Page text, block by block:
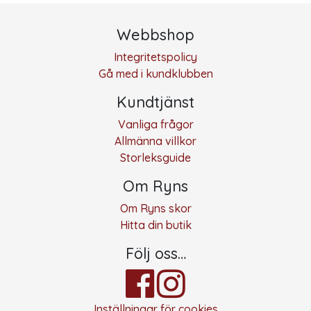
Webbshop
Integritetspolicy
Gå med i kundklubben
Kundtjänst
Vanliga frågor
Allmänna villkor
Storleksguide
Om Ryns
Om Ryns skor
Hitta din butik
Följ oss…